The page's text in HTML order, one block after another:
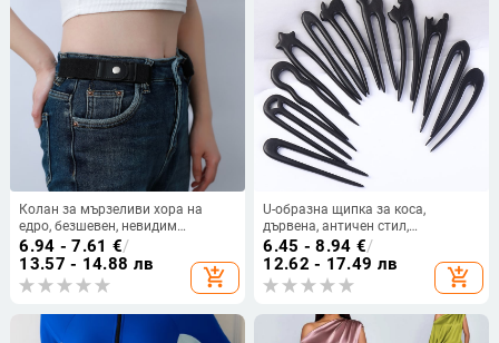
Колан за мързеливи хора на
едро, безшевен, невидим
еластичен колан, универсален,
неперфориран, дамски, японски
декоративен еластичен колан
6.94 - 7.61 €/
13.57 - 14.88 лв
add_shopping_cart
U-образна щипка за коса,
дървена, античен стил,
индивидуално опакована
6.45 - 8.94 €/
12.62 - 17.49 лв
add_shopping_cart